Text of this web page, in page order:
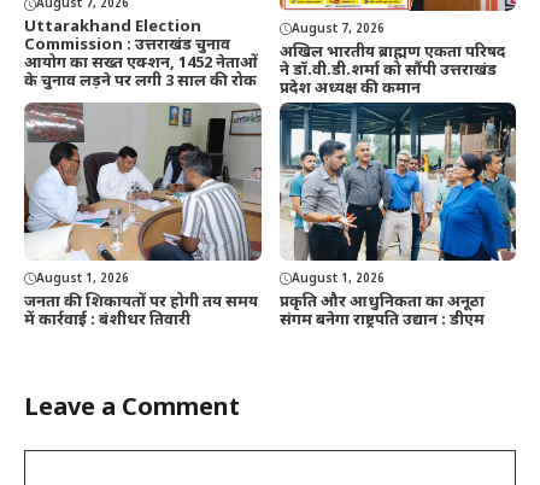
August 7, 2026
Uttarakhand Election
Commission : उत्तराखंड चुनाव
आयोग का सख्त एक्शन, 1452 नेताओं
के चुनाव लड़ने पर लगी 3 साल की रोक
August 7, 2026
अखिल भारतीय ब्राह्मण एकता परिषद
ने डॉ.वी.डी.शर्मा को सौंपी उत्तराखंड
प्रदेश अध्यक्ष की कमान
August 1, 2026
जनता की शिकायतों पर होगी तय समय
में कार्रवाई : बंशीधर तिवारी
August 1, 2026
प्रकृति और आधुनिकता का अनूठा
संगम बनेगा राष्ट्रपति उद्यान : डीएम
Leave a Comment